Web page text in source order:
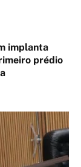
implanta
prédio